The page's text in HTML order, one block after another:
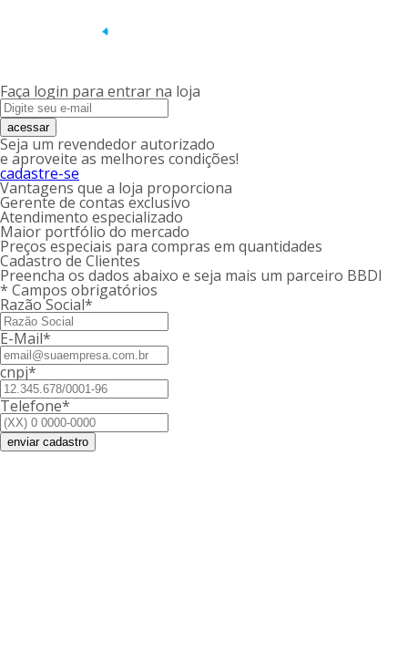
Faça login para entrar na loja
acessar
Seja um revendedor autorizado
e aproveite as melhores condições!
cadastre-se
Vantagens que a loja proporciona
Gerente de contas exclusivo
Atendimento especializado
Maior portfólio do mercado
Preços especiais para compras em quantidades
Cadastro de Clientes
Preencha os dados abaixo e seja mais um parceiro BBDI
* Campos obrigatórios
Razão Social*
E-Mail*
cnpj*
Telefone*
enviar cadastro